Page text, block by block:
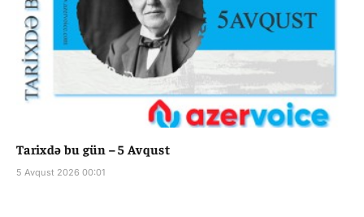
Tarixdə bu gün – 5 Avqust
5 Avqust 2026 00:01